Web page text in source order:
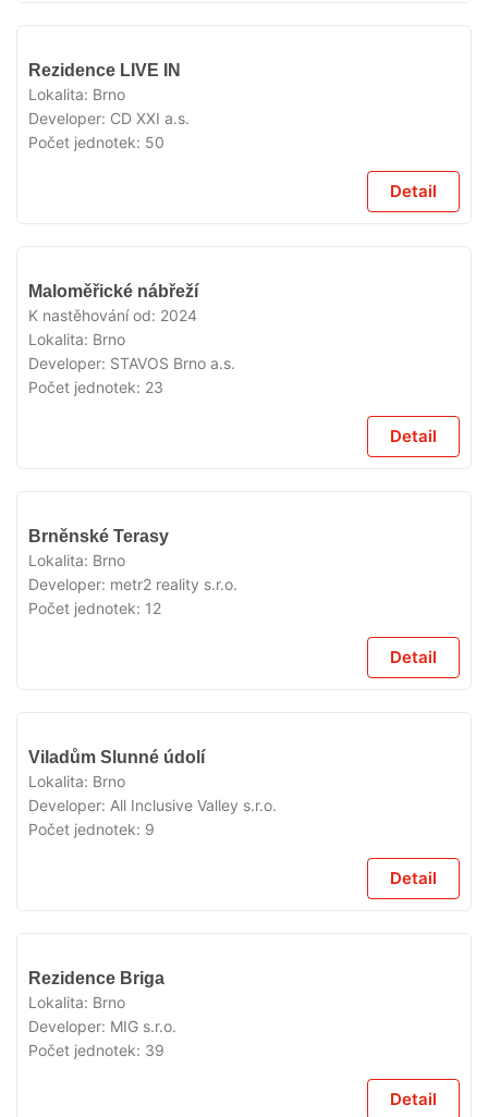
Rezidence LIVE IN
Lokalita: Brno
Developer: CD XXI a.s.
Počet jednotek: 50
Detail
Maloměřické nábřeží
K nastěhování od: 2024
Lokalita: Brno
Developer: STAVOS Brno a.s.
Počet jednotek: 23
Detail
Brněnské Terasy
Lokalita: Brno
Developer: metr2 reality s.r.o.
Počet jednotek: 12
Detail
Viladům Slunné údolí
Lokalita: Brno
Developer: All Inclusive Valley s.r.o.
Počet jednotek: 9
Detail
Rezidence Briga
Lokalita: Brno
Developer: MIG s.r.o.
Počet jednotek: 39
Detail